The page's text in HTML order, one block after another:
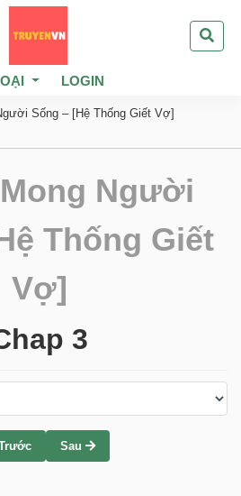
LOGIN
Sống – [Hệ Thống Giết Vợ]
Người
Thống Giết
Vợ]
3
Sau